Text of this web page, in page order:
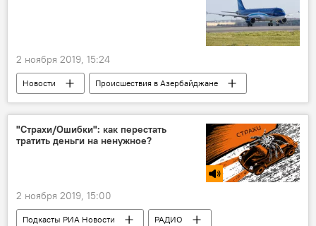
2 ноября 2019, 15:24
Новости
Происшествия в Азербайджане
Экономика
Происшествия
ЖИЗНЬ
Азербайджан
"Страхи/Ошибки": как перестать
тратить деньги на ненужное?
2 ноября 2019, 15:00
Подкасты РИА Новости
РАДИО